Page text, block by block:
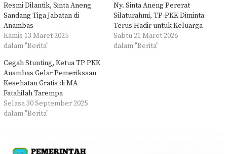
Resmi Dilantik, Sinta Aneng
Sandang Tiga Jabatan di
Anambas
Kamis 13 Maret 2025
dalam "Berita"
Ny. Sinta Aneng Pererat
Silaturahmi, TP-PKK Diminta
Terus Hadir untuk Keluarga
Sabtu 21 Maret 2026
dalam "Berita"
Cegah Stunting, Ketua TP PKK
Anambas Gelar Pemeriksaan
Kesehatan Gratis di MA
Fatahilah Tarempa
Selasa 30 September 2025
dalam "Berita"